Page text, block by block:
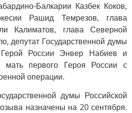
Балкарии Казбек Коков,
Рашид Темрезов, глава
Калиматов, глава Северной
депутат Государственной думы
России Энвер Набиев и
первого Героя России с
операции.
думы Российской
назначены на 20 сентября.